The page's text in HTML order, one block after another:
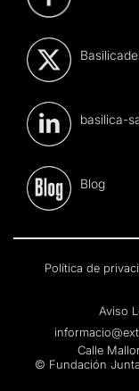
basilica-
Blog
Política de
Aviso
Calle
© Fundación